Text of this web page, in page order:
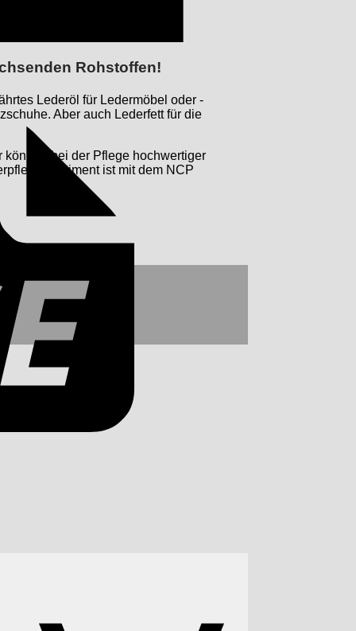
Rohstoffen!
Lederöl für Ledermöbel oder -
Aber auch Lederfett für die
können bei der Pflege hochwertiger
Sortiment ist mit dem NCP